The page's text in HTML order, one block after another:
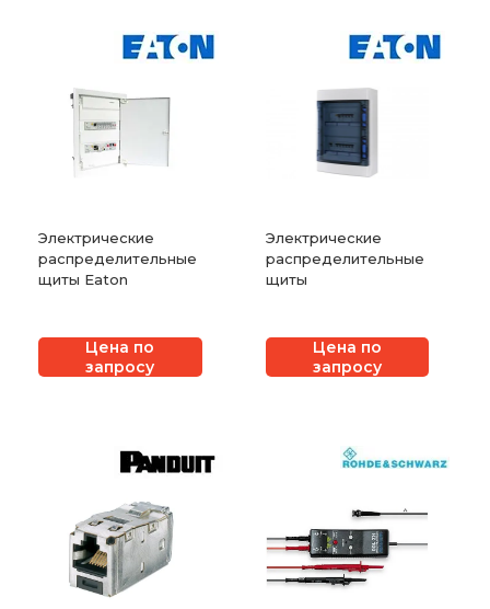
Электрические
распределительные
щиты Eaton
Цена по
запросу
Электрические
распределительные
щиты
Цена по
запросу